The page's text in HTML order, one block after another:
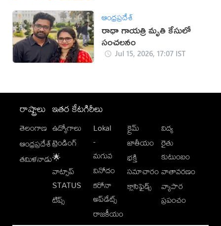
ఆంధ్రప్రదేశ్
రాధా గాయత్రి మృతి కేసులో
సంచలనం
Jul 15, 2026, 17:07 IST
రాష్ట్రాలు
తెలంగాణ
ఆంధ్రప్రదేశ్
తమిళనాడు
ఇతర కేటగిరీలు
ఉద్యోగాలు
ట్రెండింగ్
🌟
వాట్సాప్
STATUS
టిప్స్
Lokal
-
మగువ
వినోదం
కరోనా
అప్‌డేట్స్
రాజకీయం
క్రైమ్
జాతీయం
భక్తి
సమాచారం
క్లాసిఫైడ్స్
విద్య
రైతు
కుటుంబం
వాతావరణం
వ్యాపార
ప్రపంచం